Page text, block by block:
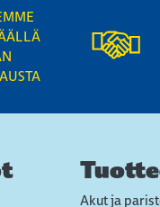
Akut ja